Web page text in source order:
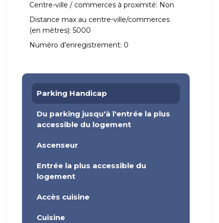
Centre-ville / commerces à proximité: Non
Distance max au centre-ville/commerces
(en mètres): 5000
Numéro d'enregistrement: 0
Parking Handicap
Du parking jusqu'à l'entrée la plus
accessible du logement
Ascenseur
Entrée la plus accessible du
logement
Accès cuisine
Cuisine